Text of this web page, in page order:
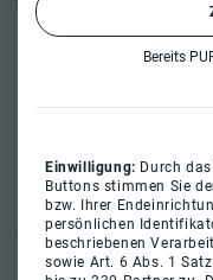
Bereits
Einwilligung: Durch
Buttons stimmen Sie
bzw. Ihrer
persönlichen
beschriebenen
sowie Art. 6 Abs. 1